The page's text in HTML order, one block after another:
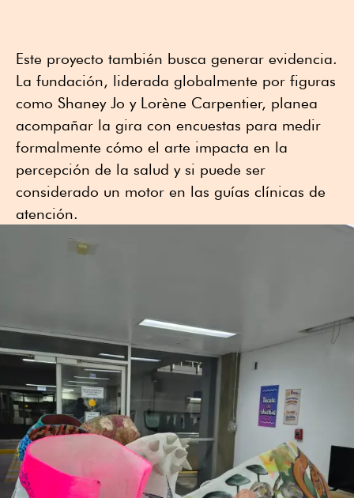
Este proyecto también busca generar evidencia.
La fundación, liderada globalmente por figuras
como Shaney Jo y Lorène Carpentier, planea
acompañar la gira con encuestas para medir
formalmente cómo el arte impacta en la
percepción de la salud y si puede ser
considerado un motor en las guías clínicas de
atención.